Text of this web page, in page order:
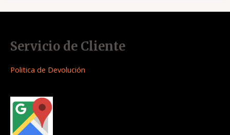
Servicio de Cliente
Politica de Devolución